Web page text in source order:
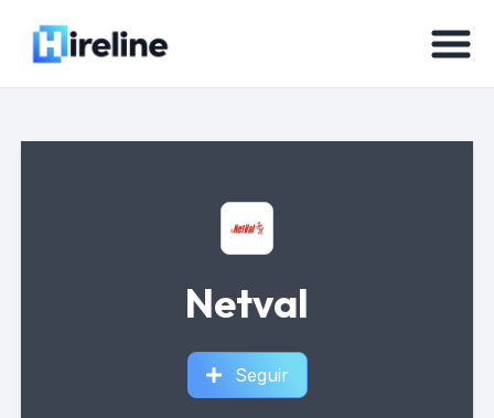
Netval
Seguir